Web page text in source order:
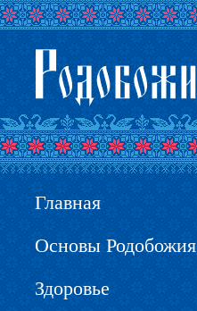
Главная
Основы Родобожия
Здоровье